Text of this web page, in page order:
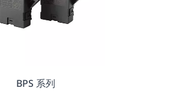
BPS 系列